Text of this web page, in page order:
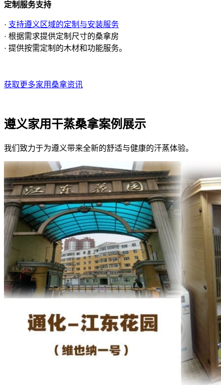
定制服务支持
· 支持遵义区域的定制与安装服务
· 根据需求提供定制尺寸的桑拿房
· 提供按需定制的木材和功能服务。
获取更多家用桑拿资讯
遵义家用干蒸桑拿案例展示
我们致力于为遵义带来全新的舒适与健康的汗蒸体验。